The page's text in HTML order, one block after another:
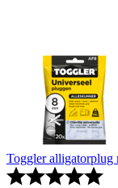
Toggler alligatorplug